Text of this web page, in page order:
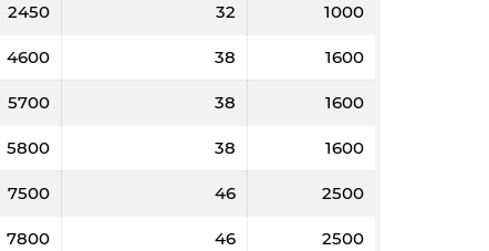
2450 32 1000
4600 38 1600
5700 38 1600
5800 38 1600
7500 46 2500
7800 46 2500